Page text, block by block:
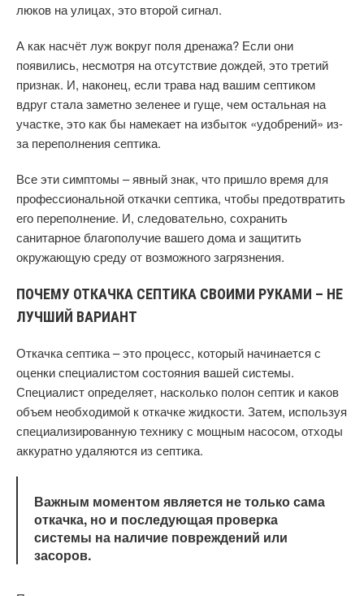
люков на улицах, это второй сигнал.
А как насчёт луж вокруг поля дренажа? Если они
появились, несмотря на отсутствие дождей, это третий
признак. И, наконец, если трава над вашим септиком
вдруг стала заметно зеленее и гуще, чем остальная на
участке, это как бы намекает на избыток «удобрений» из-
за переполнения септика.
Все эти симптомы – явный знак, что пришло время для
профессиональной откачки септика, чтобы предотвратить
его переполнение. И, следовательно, сохранить
санитарное благополучие вашего дома и защитить
окружающую среду от возможного загрязнения.
ПОЧЕМУ ОТКАЧКА СЕПТИКА СВОИМИ РУКАМИ – НЕ
ЛУЧШИЙ ВАРИАНТ
Откачка септика – это процесс, который начинается с
оценки специалистом состояния вашей системы.
Специалист определяет, насколько полон септик и каков
объем необходимой к откачке жидкости. Затем, используя
специализированную технику с мощным насосом, отходы
аккуратно удаляются из септика.
Важным моментом является не только сама
откачка, но и последующая проверка
системы на наличие повреждений или
засоров.